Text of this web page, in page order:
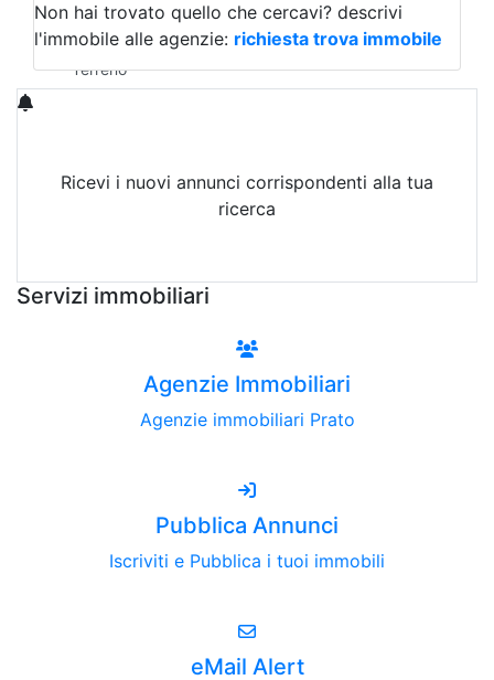
Qualsiasi
Terreno edificabile
Terreno
Non hai trovato quello che cercavi? descrivi
l'immobile alle agenzie: richiesta trova immobile
Ricevi i nuovi annunci corrispondenti alla tua
ricerca
Servizi immobiliari
Agenzie Immobiliari
Agenzie immobiliari Prato
Pubblica Annunci
Iscriviti e Pubblica i tuoi immobili
eMail Alert